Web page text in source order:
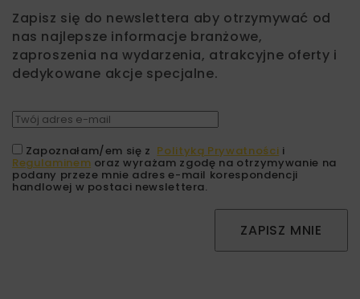
Zapisz się do newslettera aby otrzymywać od
nas najlepsze informacje branżowe,
zaproszenia na wydarzenia, atrakcyjne oferty i
dedykowane akcje specjalne.
Zapoznałam/em się z Polityką Prywatności i
Regulaminem oraz wyrażam zgodę na otrzymywanie na
podany przeze mnie adres e-mail korespondencji
handlowej w postaci newslettera.
ZAPISZ MNIE